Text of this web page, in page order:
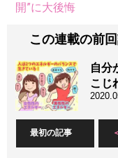
開”に大後悔
この連載の前
自分
こじ
最初の記事